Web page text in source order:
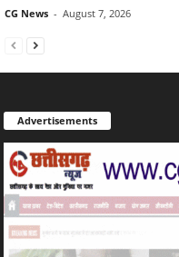
CG News - August 7, 2026
Advertisements